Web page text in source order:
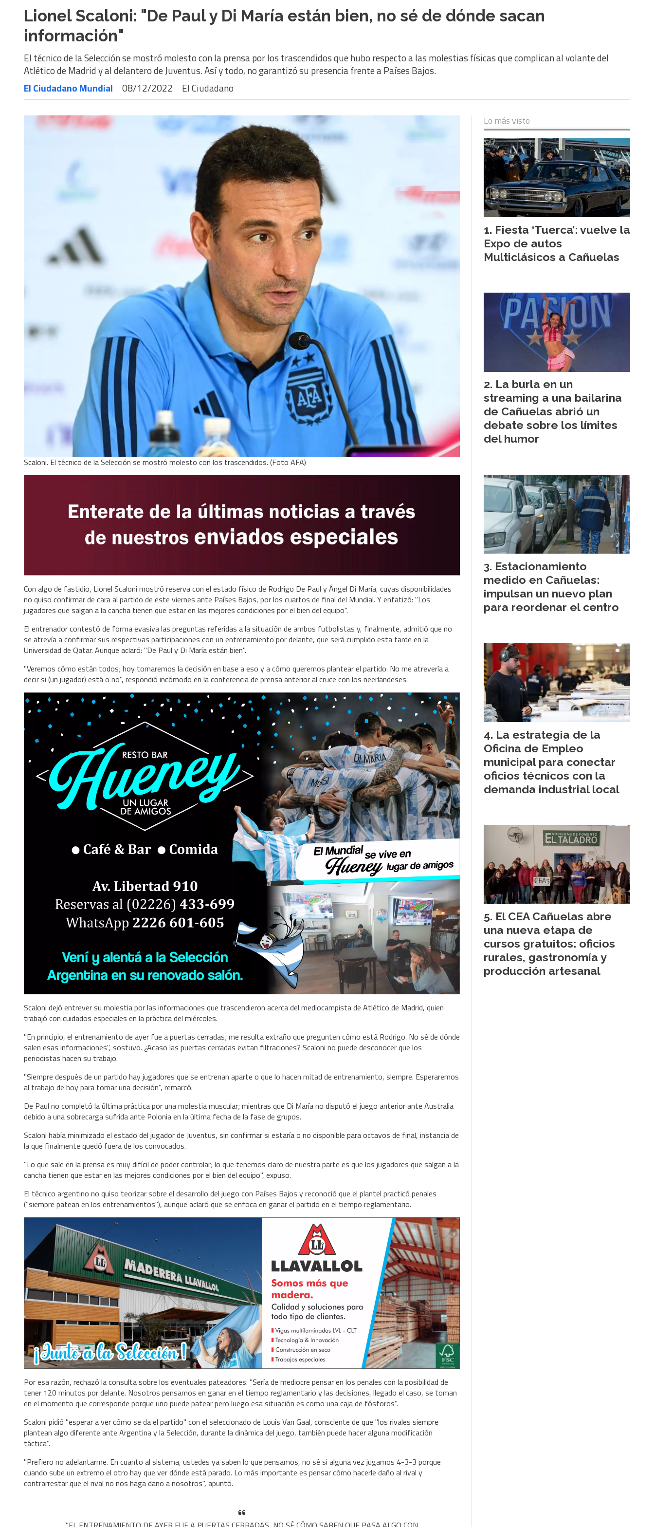
Lionel Scaloni: "De Paul y Di María están bien, no sé de dónde sacan
información"
El técnico de la Selección se mostró molesto con la prensa por los trascendidos que hubo respecto a las molestias físicas que complican al volante del
Atlético de Madrid y al delantero de Juventus. Así y todo, no garantizó su presencia frente a Países Bajos.
El Ciudadano Mundial
08/12/2022 El Ciudadano
Scaloni. El técnico de la Selección se mostró molesto con los trascendidos. (Foto AFA)
Con algo de fastidio, Lionel Scaloni mostró reserva con el estado físico de Rodrigo De Paul y Ángel Di María, cuyas disponibilidades
no quiso confirmar de cara al partido de este viernes ante Países Bajos, por los cuartos de final del Mundial. Y enfatizó: "Los
jugadores que salgan a la cancha tienen que estar en las mejores condiciones por el bien del equipo".
El entrenador contestó de forma evasiva las preguntas referidas a la situación de ambos futbolistas y, finalmente, admitió que no
se atrevía a confirmar sus respectivas participaciones con un entrenamiento por delante, que será cumplido esta tarde en la
Universidad de Qatar. Aunque aclaró: "De Paul y Di María están bien".
"Veremos cómo están todos; hoy tomaremos la decisión en base a eso y a cómo queremos plantear el partido. No me atrevería a
decir si (un jugador) está o no", respondió incómodo en la conferencia de prensa anterior al cruce con los neerlandeses.
Scaloni dejó entrever su molestia por las informaciones que trascendieron acerca del mediocampista de Atlético de Madrid, quien
trabajó con cuidados especiales en la práctica del miércoles.
"En principio, el entrenamiento de ayer fue a puertas cerradas; me resulta extraño que pregunten cómo está Rodrigo. No sé de dónde
salen esas informaciones", sostuvo. ¿Acaso las puertas cerradas evitan filtraciones? Scaloni no puede desconocer que los
periodistas hacen su trabajo.
"Siempre después de un partido hay jugadores que se entrenan aparte o que lo hacen mitad de entrenamiento, siempre. Esperaremos
al trabajo de hoy para tomar una decisión", remarcó.
De Paul no completó la última práctica por una molestia muscular; mientras que Di María no disputó el juego anterior ante Australia
debido a una sobrecarga sufrida ante Polonia en la última fecha de la fase de grupos.
Scaloni había minimizado el estado del jugador de Juventus, sin confirmar si estaría o no disponible para octavos de final, instancia de
la que finalmente quedó fuera de los convocados.
"Lo que sale en la prensa es muy difícil de poder controlar; lo que tenemos claro de nuestra parte es que los jugadores que salgan a la
cancha tienen que estar en las mejores condiciones por el bien del equipo", expuso.
El técnico argentino no quiso teorizar sobre el desarrollo del juego con Países Bajos y reconoció que el plantel practicó penales
("siempre patean en los entrenamientos"), aunque aclaró que se enfoca en ganar el partido en el tiempo reglamentario.
Por esa razón, rechazó la consulta sobre los eventuales pateadores: "Sería de mediocre pensar en los penales con la posibilidad de
tener 120 minutos por delante. Nosotros pensamos en ganar en el tiempo reglamentario y las decisiones, llegado el caso, se toman
en el momento que corresponde porque uno puede patear pero luego esa situación es como una caja de fósforos".
Scaloni pidió "esperar a ver cómo se da el partido" con el seleccionado de Louis Van Gaal, consciente de que "los rivales siempre
plantean algo diferente ante Argentina y la Selección, durante la dinámica del juego, también puede hacer alguna modificación
táctica".
"Prefiero no adelantarme. En cuanto al sistema, ustedes ya saben lo que pensamos, no sé si alguna vez jugamos 4-3-3 porque
cuando sube un extremo el otro hay que ver dónde está parado. Lo más importante es pensar cómo hacerle daño al rival y
contrarrestar que el rival no nos haga daño a nosotros", apuntó.
Lo más visto
Fiesta ‘Tuerca’: vuelve la
Expo de autos
Multiclásicos a Cañuelas
La burla en un
streaming a una bailarina
de Cañuelas abrió un
debate sobre los límites
del humor
Estacionamiento
medido en Cañuelas:
impulsan un nuevo plan
para reordenar el centro
La estrategia de la
Oficina de Empleo
municipal para conectar
oficios técnicos con la
demanda industrial local
El CEA Cañuelas abre
una nueva etapa de
cursos gratuitos: oficios
rurales, gastronomía y
producción artesanal